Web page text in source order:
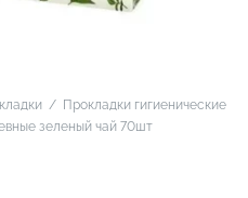
/ Прокладки гигиенические
зеленый чай 70шт